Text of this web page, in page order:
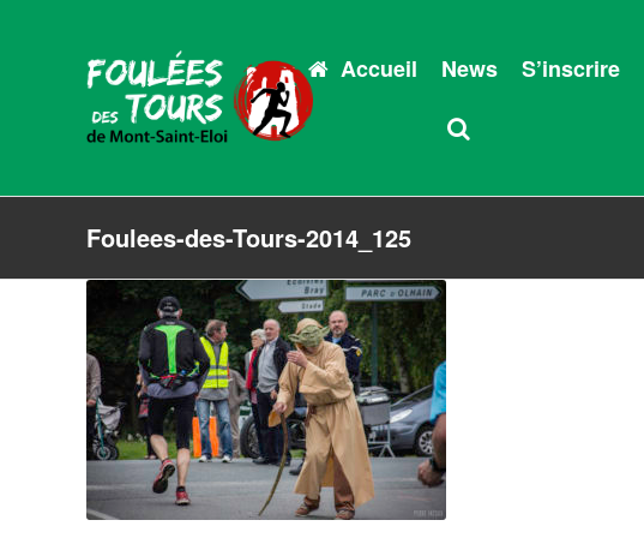
Accueil News S’inscrire
Foulees-des-Tours-2014_125